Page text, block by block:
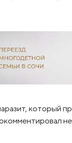
который